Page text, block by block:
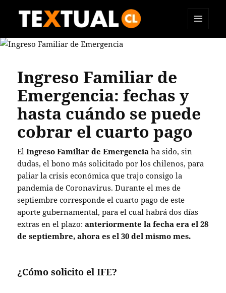
TEXTUAL
Ingreso Familiar de
Emergencia: fechas y
hasta cuándo se puede
cobrar el cuarto pago
ElIngreso Familiar de Emergencia ha sido, sin
dudas, el bono más solicitado por los chilenos, para
paliar la crisis económica que trajo consigo la
pandemia de Coronavirus. Durante el mes de
septiembre corresponde el cuarto pago de este
aporte gubernamental, para el cual habrá dos días
extras en el plazo:anteriormente la fecha era el 28
de septiembre, ahora es el 30 del mismo mes.
¿Cómo solicito el IFE?